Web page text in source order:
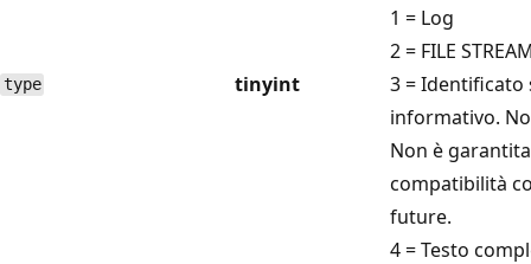
type tinyint
1 = Log
2 = FILE
3 = Identificato
informativo.
Non è
compatibilità
future.
4 = Testo